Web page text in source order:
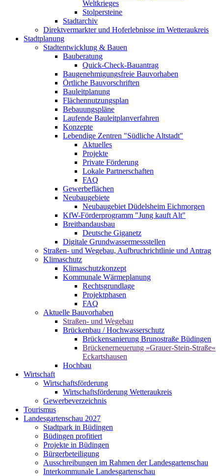
Weltkrieges
Stolpersteine
Stadtarchiv
Direktvermarkter und Hoferlebnisse im Wetteraukreis
Stadtplanung
Stadtentwicklung & Bauen
Bauberatung
Quick-Check-Bauantrag
Baugenehmigungsfreie Bauvorhaben
Örtliche Bauvorschriften
Bauleitplanung
Flächennutzungsplan
Bebauungspläne
Laufende Bauleitplanverfahren
Konzepte
Lebendige Zentren "Südliche Altstadt"
Aktuelles
Projekte
Private Förderung
Lokale Partnerschaften
FAQ
Gewerbeflächen
Neubaugebiete
Neubaugebiet Düdelsheim Eichmorgen
KfW-Förderprogramm "Jung kauft Alt"
Breitbandausbau
Deutsche Giganetz
Digitale Grundwassermessstellen
Straßen- und Wegebau, Aufbruchrichtlinie und Antrag
Klimaschutz
Klimaschutzkonzept
Kommunale Wärmeplanung
Rechtsgrundlage
Projektphasen
FAQ
Aktuelle Bauvorhaben
Straßen- und Wegebau
Brückenbau / Hochwasserschutz
Brückensanierung Brunostraße Büdingen
Brückenerneuerung »Grauer-Stein-Straße«
Eckartshausen
Hochbau
Wirtschaft
Wirtschaftsförderung
Wirtschaftsförderung Wetteraukreis
Gewerbeverzeichnis
Tourismus
Landesgartenschau 2027
Stadtpark in Büdingen
Büdingen profitiert
Projekte in Büdingen
Bürgerbeteiligung
Ausschreibungen im Rahmen der Landesgartenschau
Interkommunale Landesgartenschau